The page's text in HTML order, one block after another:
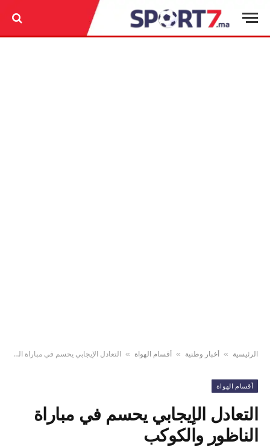
الرئيسية » أخبار وطنية » أقسام الهواة » التعادل الإيجابي يحسم في مباراة الناظور والكوكب
أقسام الهواة
التعادل الإيجابي يحسم في مباراة
الناظور والكوكب